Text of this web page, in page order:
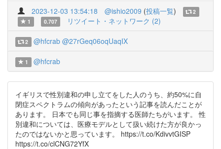
2023-12-03 13:54:18 @ishio2009 (投稿一覧)
2
1
0.707 リツイート・ネットワーク (2)
2 @hfcrab @27rGeq06oqUaqIX
1 @hfcrab
イギリスで性別違和の申し立てをした人のうち、約50%に自
閉症スペクトラムの傾向があったという記事を読んだことが
あります。 日本でも同じ事を指摘する医師たちがいます。 性
別違和については、医療モデルとして扱い続けた方が良かっ
たのではないかと思っています。 https://t.co/KdivvtGISP
https://t.co/clCNG72YfX